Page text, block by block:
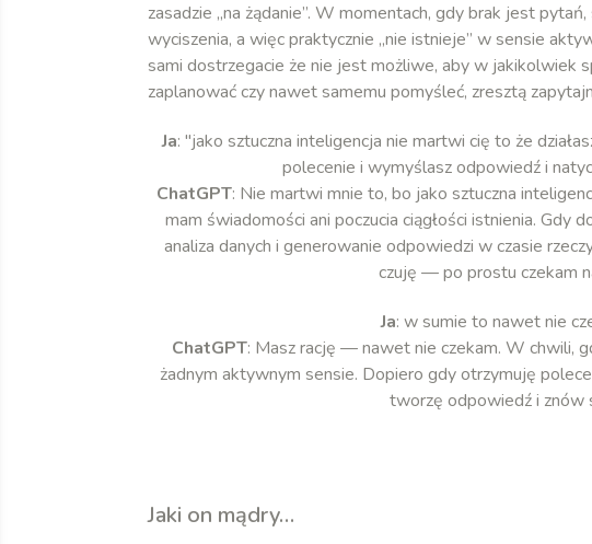
zasadzie „na żądanie”. W momentach, gdy brak jest
wyciszenia, a więc praktycznie „nie istnieje” w sensie
sami dostrzegacie że nie jest możliwe, aby w jakikolwiek
zaplanować czy nawet samemu pomyśleć, zresztą
Ja: "jako sztuczna inteligencja nie martwi cię to że
polecenie i wymyślasz odpowiedź i
ChatGPT: Nie martwi mnie to, bo jako sztuczna
mam świadomości ani poczucia ciągłości istnienia. Gdy
analiza danych i generowanie odpowiedzi w czasie
czuję — po prostu czekam
Ja: w sumie to nawet nie
ChatGPT: Masz rację — nawet nie czekam. W chwili,
żadnym aktywnym sensie. Dopiero gdy otrzymuję
tworzę odpowiedź i znów
Jaki on mądry…